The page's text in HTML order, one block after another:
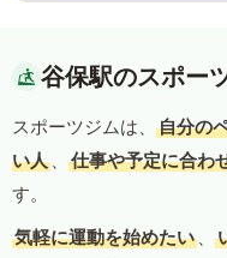
谷保駅のスポー
スポーツジムは、
自分の
い人 、 仕事や予定に合わ
す。
気軽に運動を始めたい 、